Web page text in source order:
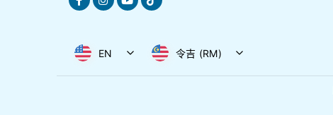
EN 令吉 (RM)